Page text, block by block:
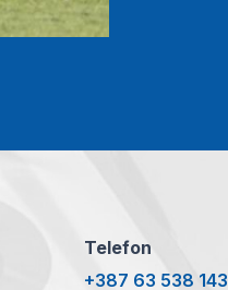
Telefon
+387 63 538 143